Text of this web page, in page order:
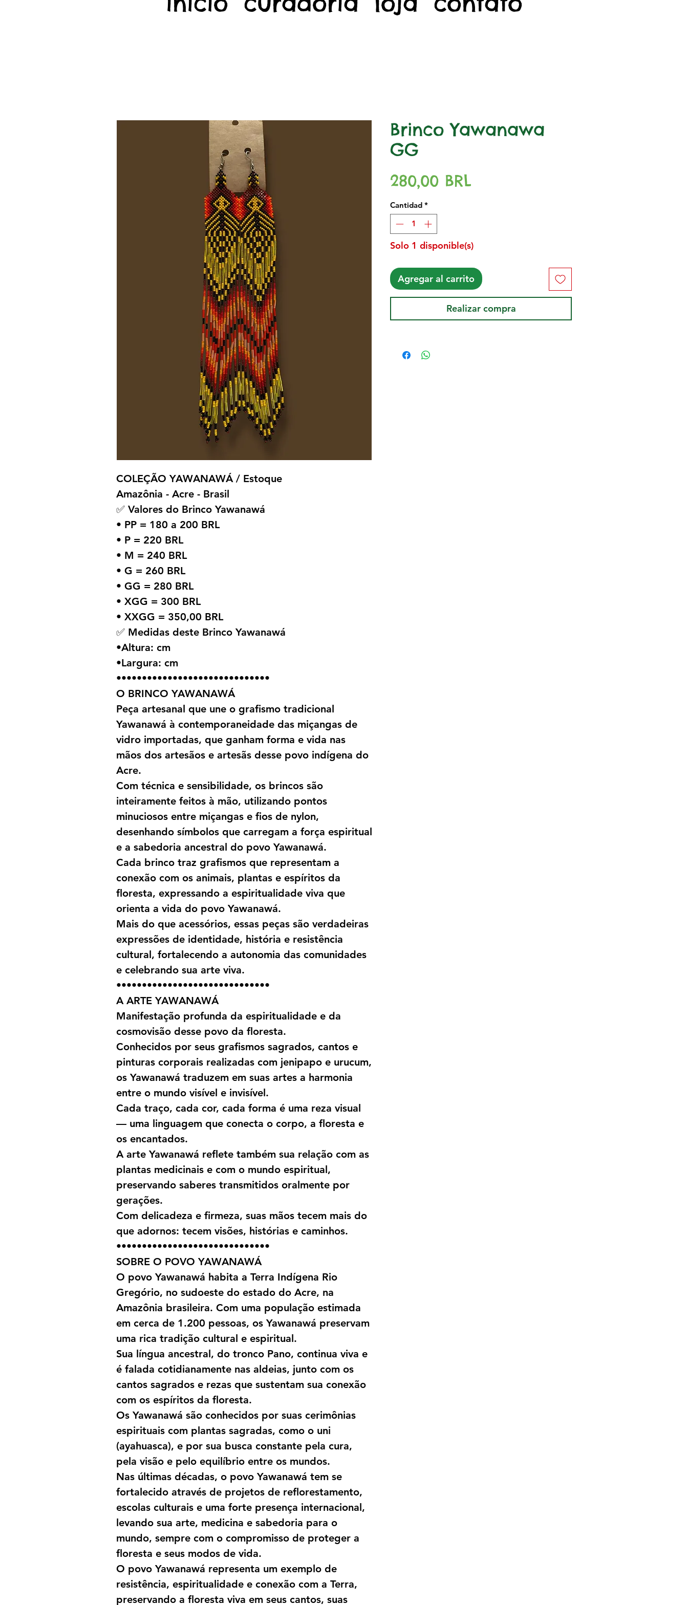
COLEÇÃO YAWANAWÁ / Estoque
Amazônia - Acre - Brasil
✅ Valores do Brinco Yawanawá
• PP = 180 a 200 BRL
• P = 220 BRL
• M = 240 BRL
• G = 260 BRL
• GG = 280 BRL
• XGG = 300 BRL
• XXGG = 350,00 BRL
✅ Medidas deste Brinco Yawanawá
•Altura: cm
•Largura: cm
••••••••••••••••••••••••••••••
O BRINCO YAWANAWÁ
Peça artesanal que une o grafismo tradicional
Yawanawá à contemporaneidade das miçangas de
vidro importadas, que ganham forma e vida nas
mãos dos artesãos e artesãs desse povo indígena do
Acre.
Com técnica e sensibilidade, os brincos são
inteiramente feitos à mão, utilizando pontos
minuciosos entre miçangas e fios de nylon,
desenhando símbolos que carregam a força espiritual
e a sabedoria ancestral do povo Yawanawá.
Cada brinco traz grafismos que representam a
conexão com os animais, plantas e espíritos da
floresta, expressando a espiritualidade viva que
orienta a vida do povo Yawanawá.
Mais do que acessórios, essas peças são verdadeiras
expressões de identidade, história e resistência
cultural, fortalecendo a autonomia das comunidades
e celebrando sua arte viva.
••••••••••••••••••••••••••••••
A ARTE YAWANAWÁ
Manifestação profunda da espiritualidade e da
cosmovisão desse povo da floresta.
Conhecidos por seus grafismos sagrados, cantos e
pinturas corporais realizadas com jenipapo e urucum,
os Yawanawá traduzem em suas artes a harmonia
entre o mundo visível e invisível.
Cada traço, cada cor, cada forma é uma reza visual
— uma linguagem que conecta o corpo, a floresta e
os encantados.
A arte Yawanawá reflete também sua relação com as
plantas medicinais e com o mundo espiritual,
preservando saberes transmitidos oralmente por
gerações.
Com delicadeza e firmeza, suas mãos tecem mais do
que adornos: tecem visões, histórias e caminhos.
••••••••••••••••••••••••••••••
SOBRE O POVO YAWANAWÁ
O povo Yawanawá habita a Terra Indígena Rio
Gregório, no sudoeste do estado do Acre, na
Amazônia brasileira. Com uma população estimada
em cerca de 1.200 pessoas, os Yawanawá preservam
uma rica tradição cultural e espiritual.
Sua língua ancestral, do tronco Pano, continua viva e
é falada cotidianamente nas aldeias, junto com os
cantos sagrados e rezas que sustentam sua conexão
com os espíritos da floresta.
Os Yawanawá são conhecidos por suas cerimônias
espirituais com plantas sagradas, como o uni
(ayahuasca), e por sua busca constante pela cura,
pela visão e pelo equilíbrio entre os mundos.
Nas últimas décadas, o povo Yawanawá tem se
fortalecido através de projetos de reflorestamento,
escolas culturais e uma forte presença internacional,
levando sua arte, medicina e sabedoria para o
mundo, sempre com o compromisso de proteger a
floresta e seus modos de vida.
O povo Yawanawá representa um exemplo de
resistência, espiritualidade e conexão com a Terra,
preservando a floresta viva em seus cantos, suas
Brinco Yawanawa
GG
280,00 BRL
Cantidad *
Solo 1 disponible(s)
Agregar al carrito
Realizar compra